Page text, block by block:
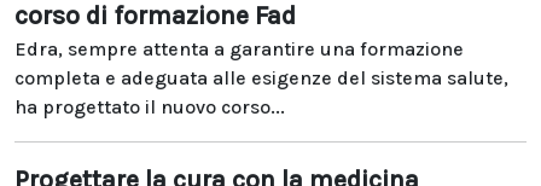
corso di formazione Fad
Edra, sempre attenta a garantire una formazione
completa e adeguata alle esigenze del sistema salute,
ha progettato il nuovo corso...
Progettare la cura con la medicina